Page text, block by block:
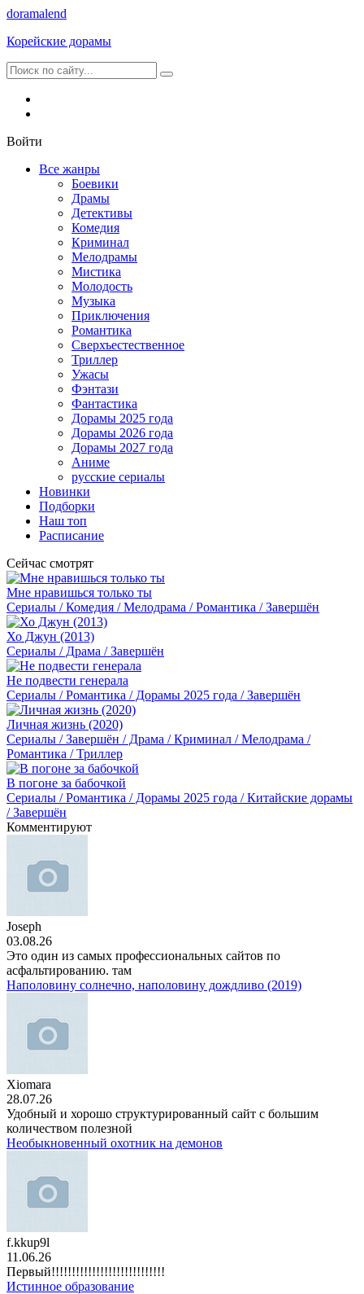
doramalend
Корейские дорамы
Войти
Все жанры
Боевики
Драмы
Детективы
Комедия
Криминал
Мелодрамы
Мистика
Молодость
Музыка
Приключения
Романтика
Сверхъестественное
Триллер
Ужасы
Фэнтази
Фантастика
Дорамы 2025 года
Дорамы 2026 года
Дорамы 2027 года
Аниме
русские сериалы
Новинки
Подборки
Наш топ
Расписание
Сейчас смотрят
Мне нравишься только ты
Сериалы / Комедия / Мелодрама / Романтика / Завершён
Хо Джун (2013)
Сериалы / Драма / Завершён
Не подвести генерала
Сериалы / Романтика / Дорамы 2025 года / Завершён
Личная жизнь (2020)
Сериалы / Завершён / Драма / Криминал / Мелодрама /
Романтика / Триллер
В погоне за бабочкой
Сериалы / Романтика / Дорамы 2025 года / Китайские дорамы
/ Завершён
Комментируют
Joseph
03.08.26
Это один из самых профессиональных сайтов по
асфальтированию. там
Наполовину солнечно, наполовину дождливо (2019)
Xiomara
28.07.26
Удобный и хорошо структурированный сайт с большим
количеством полезной
Необыкновенный охотник на демонов
f.kkup9l
11.06.26
Первый!!!!!!!!!!!!!!!!!!!!!!!!!!!!
Истинное образование